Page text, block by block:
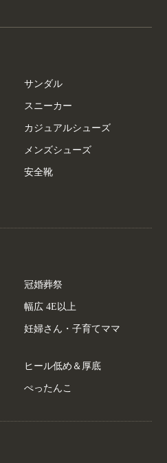
サンダル
スニーカー
カジュアルシューズ
メンズシューズ
安全靴
冠婚葬祭
幅広 4E以上
妊婦さん・子育てママ
ヒール低め＆厚底
ぺったんこ